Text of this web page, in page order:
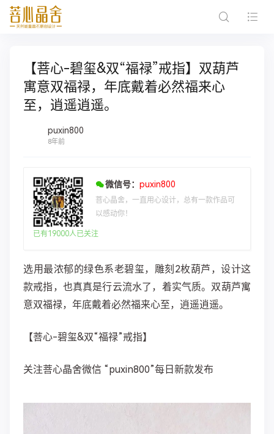
【菩心-碧玺&双“福禄”戒指】双葫芦
寓意双福禄，年底戴着必然福来心
至，逍遥逍遥。
puxin800
8年前
微信号： puxin800
菩心晶舍，一直用心设计，总有一款作品可
以感动你！
已有19000人已关注
选用最浓郁的绿色系老碧玺，雕刻2枚葫芦，设计这
款戒指，也真真是行云流水了，着实气质。双葫芦寓
意双福禄，年底戴着必然福来心至，逍遥逍遥。
【菩心-碧玺&双“福禄”戒指】
关注菩心晶舍微信 “puxin800”每日新款发布